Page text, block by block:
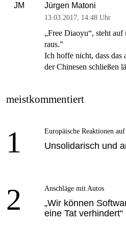
JM Jürgen Matoni
13.03.2017, 14:48 Uhr
„Free Diaoyu“, steht
raus."
Ich hoffe nicht, dass das
der Chinesen schließen
meistkommentiert
1 Europäische Reaktionen auf
Unsolidarisch und
2 Anschläge mit Autos
„Wir können
eine Tat verhindert“